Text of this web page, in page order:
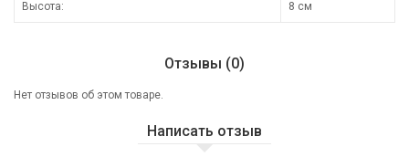
Высота: 8 см
Отзывы (0)
Нет отзывов об этом товаре.
Написать отзыв